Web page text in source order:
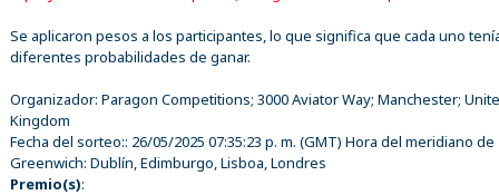
Se aplicaron pesos a los participantes, lo que significa que cada uno
diferentes probabilidades de ganar.
Organizador: Paragon Competitions; 3000 Aviator Way; Manchester;
Kingdom
Fecha del sorteo:: 26/05/2025 07:35:23 p. m. (GMT) Hora del meridiano de
Greenwich: Dublín, Edimburgo, Lisboa, Londres
Premio(s):